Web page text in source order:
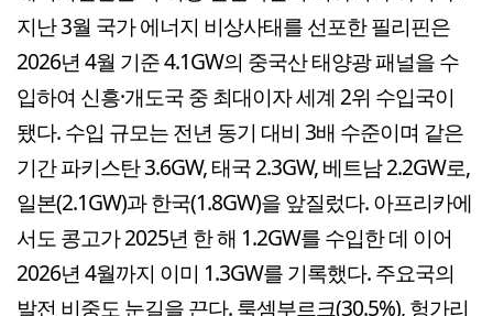
지난 3월 국가 에너지 비상사태를 선포한 필리핀은
2026년 4월 기준 4.1GW의 중국산 태양광 패널을 수
입하여 신흥·개도국 중 최대이자 세계 2위 수입국이
됐다. 수입 규모는 전년 동기 대비 3배 수준이며 같은
기간 파키스탄 3.6GW, 태국 2.3GW, 베트남 2.2GW로,
일본(2.1GW)과 한국(1.8GW)을 앞질렀다. 아프리카에
서도 콩고가 2025년 한 해 1.2GW를 수입한 데 이어
2026년 4월까지 이미 1.3GW를 기록했다. 주요국의
발전 비중도 눈길을 끈다. 룩셈부르크(30.5%), 헝가리